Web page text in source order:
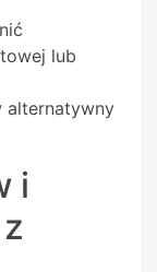
lub
alternatywny
i